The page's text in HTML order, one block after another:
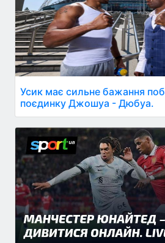
Усик має сильне бажання
поєдинку Джошуа - Дюбуа.